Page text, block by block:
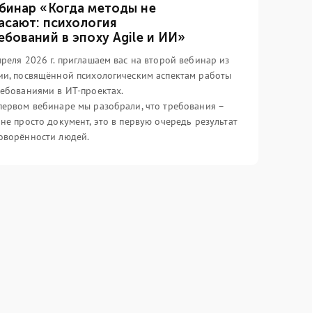
«Когда методы не
психология
в эпоху Agile и ИИ»
2026 г. приглашаем вас на второй вебинар из
посвящённой психологическим аспектам работы
в ИТ-проектах.
вебинаре мы разобрали, что требования –
просто документ, это в первую очередь результат
людей.